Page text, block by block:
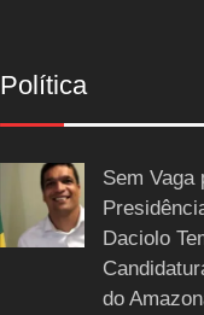
Política
Sem Vaga
Daciolo
do